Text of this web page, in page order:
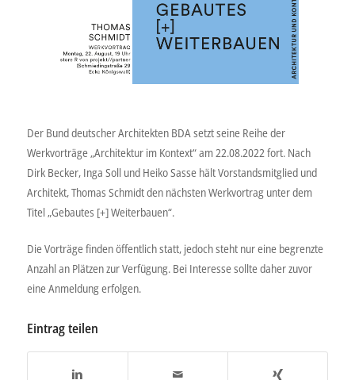
Der Bund deutscher Architekten BDA setzt seine Reihe der
Werkvorträge „Architektur im Kontext“ am 22.08.2022 fort. Nach
Dirk Becker, Inga Soll und Heiko Sasse hält Vorstandsmitglied und
Architekt, Thomas Schmidt den nächsten Werkvortrag unter dem
Titel „Gebautes [+] Weiterbauen“.
Die Vorträge finden öffentlich statt, jedoch steht nur eine begrenzte
Anzahl an Plätzen zur Verfügung. Bei Interesse sollte daher zuvor
eine Anmeldung erfolgen.
Eintrag teilen